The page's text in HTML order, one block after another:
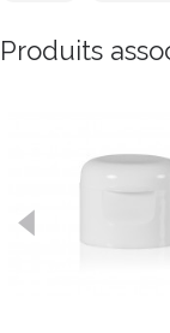
Produits